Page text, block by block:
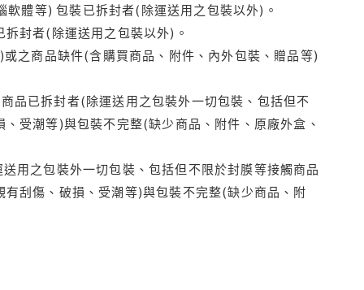
體等) 包裝已拆封者(除運送用之包裝以外)。
封者(除運送用之包裝以外)。
之商品缺件(含購買商品、附件、內外包裝、贈品等)
品已拆封者(除運送用之包裝外一切包裝、包括但不
受潮等)與包裝不完整(缺少商品、附件、原廠外盒、
用之包裝外一切包裝、包括但不限於封膜等接觸商品
刮傷、破損、受潮等)與包裝不完整(缺少商品、附